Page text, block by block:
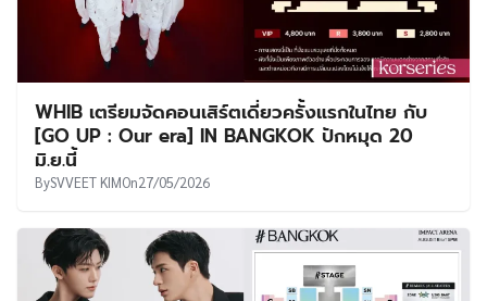
WHIB เตรียมจัดคอนเสิร์ตเดี่ยวครั้งแรกในไทย กับ
[GO UP : Our era] IN BANGKOK ปักหมุด 20
มิ.ย.นี้
BySVVEET KIMOn27/05/2026